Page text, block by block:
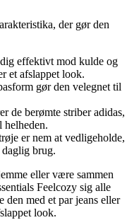
der gør den
effektivt mod kulde og
et afslappet look.
gør den velegnet til
de berømte striber adidas,
er nem at vedligeholde,
brug.
eller være sammen
Feelcozy sig alle
med et par jeans eller
look.